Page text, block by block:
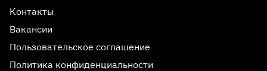
Контакты
Вакансии
Пользовательское соглашение
Политика конфиденциальности